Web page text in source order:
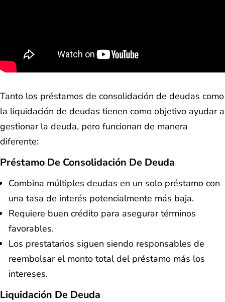
Tanto los préstamos de consolidación de deudas como
la liquidación de deudas tienen como objetivo ayudar a
gestionar la deuda, pero funcionan de manera
diferente:
Préstamo De Consolidación De Deuda
Combina múltiples deudas en un solo préstamo con
una tasa de interés potencialmente más baja.
Requiere buen crédito para asegurar términos
favorables.
Los prestatarios siguen siendo responsables de
reembolsar el monto total del préstamo más los
intereses.
Liquidación De Deuda